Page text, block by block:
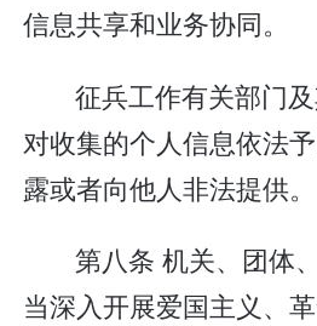
信息共享和业务协同。
征兵工作有关部门
对收集的个人信息依法
露或者向他人非法提供。
第八条 机关、团体
当深入开展爱国主义、